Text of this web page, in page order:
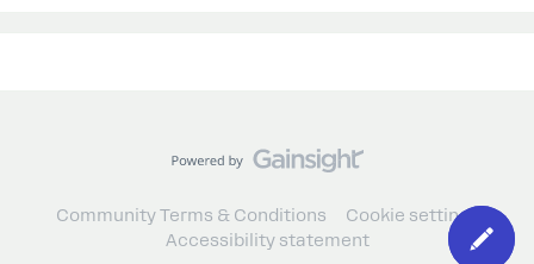
Community Terms & Conditions
Cookie settings
Accessibility statement